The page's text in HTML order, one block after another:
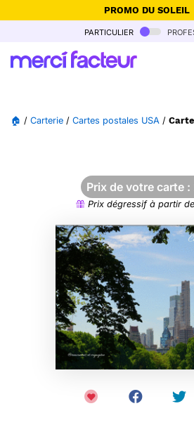
PROMO DU SOLEIL
-30% de réduction avec le code
Ne plus
particulier
🏠 / Carterie / Cartes postales USA /
Prix de votre carte :
Prix dégressif à partir de